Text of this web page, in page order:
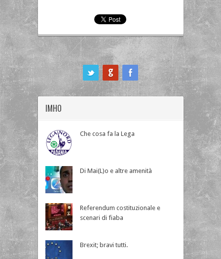
IMHO
Che cosa fa la Lega
Di Mai(L)o e altre amenità
Referendum costituzionale e
scenari di fiaba
Brexit; bravi tutti.